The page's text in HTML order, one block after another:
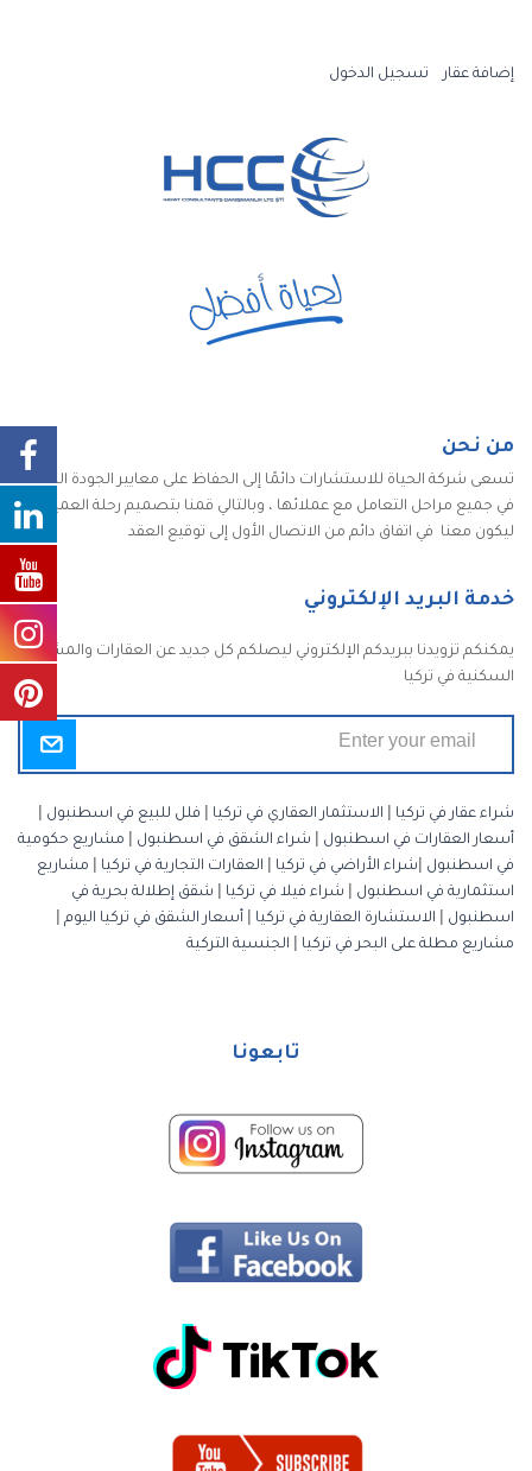
إضافة عقار تسجيل الدخول
من نحن
تسعى شركة الحياة للاستشارات دائمًا إلى الحفاظ على معايير الجودة الكاملة
في جميع مراحل التعامل مع عملائها ، وبالتالي قمنا بتصميم رحلة العميل
ليكون معنا في اتفاق دائم من الاتصال الأول إلى توقيع العقد
خدمة البريد الإلكتروني
يمكنكم تزويدنا ببريدكم الإلكتروني ليصلكم كل جديد عن العقارات والمشاريع
السكنية في تركيا
شراء عقار في تركيا الاستثمار العقاري في تركيا فلل للبيع في اسطنبول
أسعار العقارات في اسطنبول
شراء الشقق في اسطنبول
مشاريع حكومية
في اسطنبول
شراء الأراضي في تركيا العقارات التجارية في تركيا
مشاريع
استثمارية في اسطنبول
شراء فيلا في تركيا
شقق إطلالة بحرية في
اسطنبول
الاستشارة العقارية في تركيا أسعار الشقق في تركيا اليوم
مشاريع مطلة على البحر في تركيا
الجنسية التركية
تابعونا